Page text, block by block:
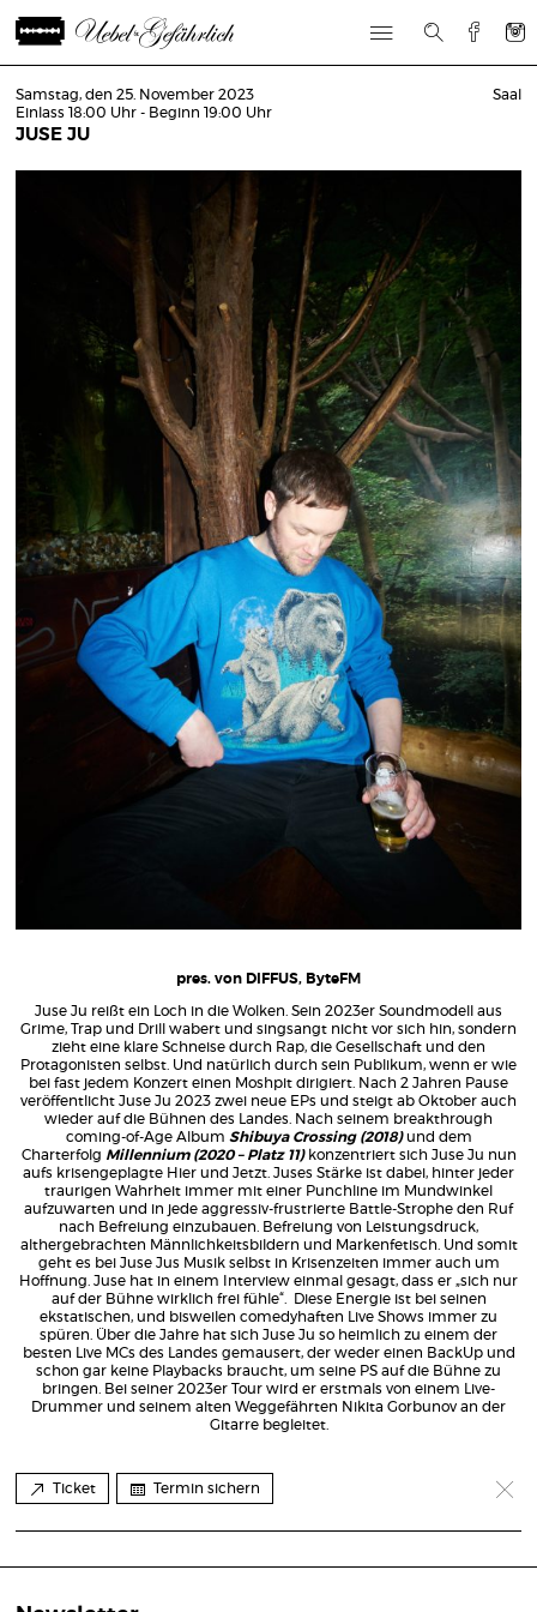
Samstag, den 25. November 2023
Einlass 18:00 Uhr - Beginn 19:00 Uhr
JUSE JU
Saal
pres. von DIFFUS, ByteFM
Juse Ju reißt ein Loch in die Wolken. Sein 2023er Soundmodell aus
Grime, Trap und Drill wabert und singsangt nicht vor sich hin, sondern
zieht eine klare Schneise durch Rap, die Gesellschaft und den
Protagonisten selbst. Und natürlich durch sein Publikum, wenn er wie
bei fast jedem Konzert einen Moshpit dirigiert. Nach 2 Jahren Pause
veröffentlicht Juse Ju 2023 zwei neue EPs und steigt ab Oktober auch
wieder auf die Bühnen des Landes. Nach seinem breakthrough
coming-of-Age Album Shibuya Crossing (2018)und dem
Charterfolg Millennium (2020 – Platz 11)konzentriert sich Juse Ju nun
aufs krisengeplagte Hier und Jetzt. Juses Stärke ist dabei, hinter jeder
traurigen Wahrheit immer mit einer Punchline im Mundwinkel
aufzuwarten und in jede aggressiv-frustrierte Battle-Strophe den Ruf
nach Befreiung einzubauen. Befreiung von Leistungsdruck,
althergebrachten Männlichkeitsbildern und Markenfetisch. Und somit
geht es bei Juse Jus Musik selbst in Krisenzeiten immer auch um
Hoffnung. Juse hat in einem Interview einmal gesagt, dass er „sich nur
auf der Bühne wirklich frei fühle“. Diese Energie ist bei seinen
ekstatischen, und bisweilen comedyhaften Live Shows immer zu
spüren. Über die Jahre hat sich Juse Ju so heimlich zu einem der
besten Live MCs des Landes gemausert, der weder einen BackUp und
schon gar keine Playbacks braucht, um seine PS auf die Bühne zu
bringen. Bei seiner 2023er Tour wird er erstmals von einem Live-
Drummer und seinem alten Weggefährten Nikita Gorbunov an der
Gitarre begleitet.
Ticket Termin sichern